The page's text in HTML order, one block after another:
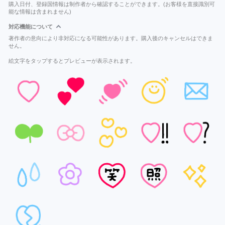
購入日付、登録国情報は制作者から確認することができます。(お客様を直接識別可
能な情報は含まれません)
対応機能について
著作者の意向により非対応になる可能性があります。購入後のキャンセルはできま
せん。
絵文字をタップするとプレビューが表示されます。